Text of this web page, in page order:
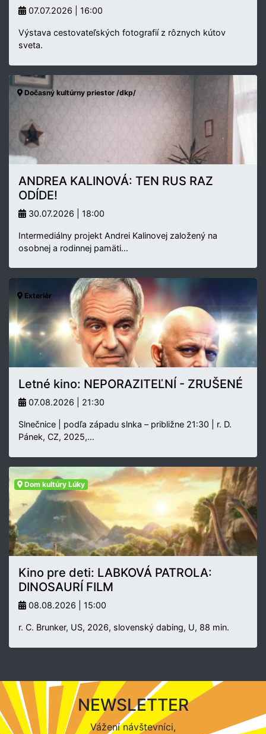
07.07.2026 | 16:00
Výstava cestovateľských fotografií z rôznych kútov
sveta.
Dočasný kultúrny priestor /dkp/
ANDREA KALINOVÁ: TEN RUS RAZ
ODÍDE!
30.07.2026 | 18:00
Intermediálny projekt Andrei Kalinovej založený na
osobnej a rodinnej pamäti…
Exteriér
Letné kino: NEPORAZITEĽNÍ - ZRUŠENÉ
07.08.2026 | 21:30
Slnečnice | podľa západu slnka – približne 21:30 | r. D.
Pánek, CZ, 2025,…
Dom kultúry Lúky
Kino pre deti: LABKOVÁ PATROLA:
DINOSAURÍ FILM
08.08.2026 | 15:00
r. C. Brunker, US, 2026, slovenský dabing, U, 88 min.
NEWSLETTER
Vážení návštevníci,